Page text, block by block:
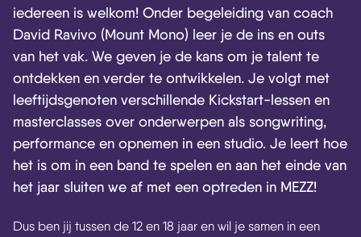
iedereen is welkom! Onder begeleiding van coach
David Ravivo (Mount Mono) leer je de ins en outs
van het vak. We geven je de kans om je talent te
ontdekken en verder te ontwikkelen. Je volgt met
leeftijdsgenoten verschillende Kickstart-lessen en
masterclasses over onderwerpen als songwriting,
performance en opnemen in een studio. Je leert hoe
het is om in een band te spelen en aan het einde van
het jaar sluiten we af met een optreden in MEZZ!
Dus ben jij tussen de 12 en 18 jaar en wil je samen in een